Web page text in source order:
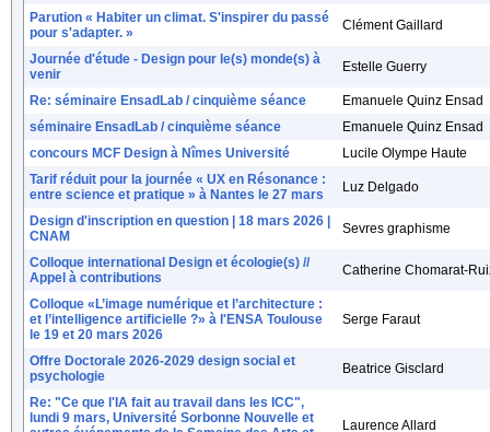
Parution « Habiter un climat. S'inspirer du passé
pour s'adapter. »
Clément Gaillard
Journée d'étude - Design pour le(s) monde(s) à
venir
Estelle Guerry
Re: séminaire EnsadLab / cinquième séance
Emanuele Quinz Ensad
séminaire EnsadLab / cinquième séance
Emanuele Quinz Ensad
concours MCF Design à Nîmes Université
Lucile Olympe Haute
Tarif réduit pour la journée « UX en Résonance :
entre science et pratique » à Nantes le 27 mars
Luz Delgado
Design d'inscription en question | 18 mars 2026 |
CNAM
Sevres graphisme
Colloque international Design et écologie(s) //
Appel à contributions
Catherine Chomarat-
Colloque «L’image numérique et l’architecture :
et l’intelligence artificielle ?» à l'ENSA Toulouse
le 19 et 20 mars 2026
Serge Faraut
Offre Doctorale 2026-2029 design social et
psychologie
Beatrice Gisclard
Re: "Ce que l'IA fait au travail dans les ICC",
lundi 9 mars, Université Sorbonne Nouvelle et
Laurence Allard